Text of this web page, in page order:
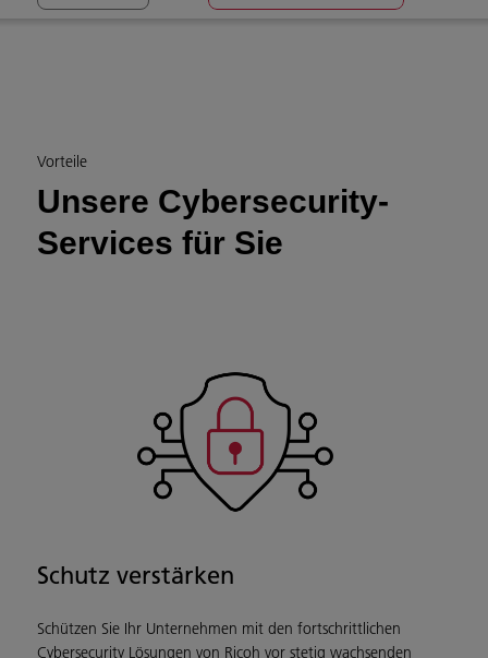
Vorteile
Unsere Cybersecurity-
Services für Sie
Schutz verstärken
Schützen Sie Ihr Unternehmen mit den fortschrittlichen
Cybersecurity Lösungen von Ricoh vor stetig wachsenden